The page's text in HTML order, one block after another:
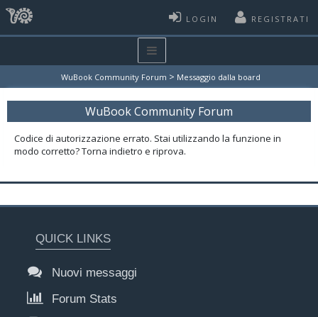
LOGIN REGISTRATI
WuBook Community Forum > Messaggio dalla board
WuBook Community Forum
Codice di autorizzazione errato. Stai utilizzando la funzione in
modo corretto? Torna indietro e riprova.
QUICK LINKS
Nuovi messaggi
Forum Stats